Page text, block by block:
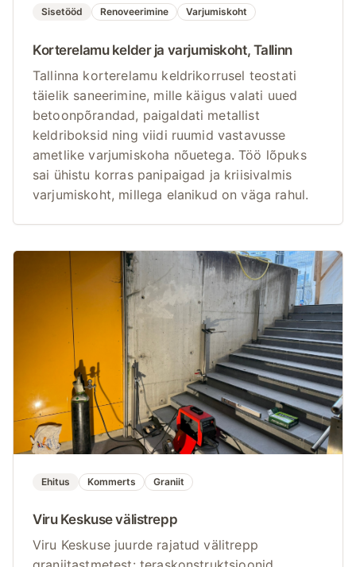
Sisetööd Renoveerimine Varjumiskoht
Korterelamu kelder ja varjumiskoht, Tallinn
Tallinna korterelamu keldrikorrusel teostati
täielik saneerimine, mille käigus valati uued
betoonpõrandad, paigaldati metallist
keldriboksid ning viidi ruumid vastavusse
ametlike varjumiskoha nõuetega. Töö lõpuks
sai ühistu korras panipaigad ja kriisivalmis
varjumiskoht, millega elanikud on väga rahul.
Ehitus Kommerts Graniit
Viru Keskuse välistrepp
Viru Keskuse juurde rajatud välitrepp